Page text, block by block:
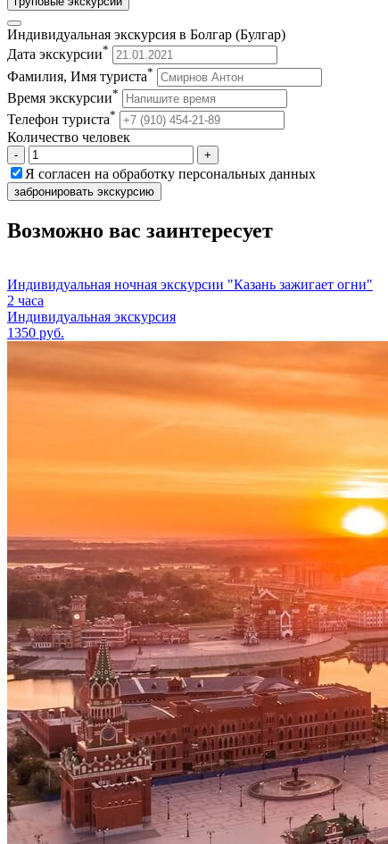
Индивидуальная экскурсия в Болгар (Булгар)
Дата экскурсии*
Фамилия, Имя туриста*
Время экскурсии*
Телефон туриста*
Количество человек
- +
Я согласен на обработку персональных данных
забронировать экскурсию
Возможно вас заинтересует
Индивидуальная ночная экскурсии "Казань зажигает огни"
2 часа
Индивидуальная экскурсия
1350 руб.